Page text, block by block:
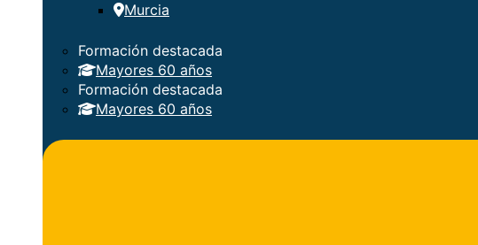
Murcia
Formación destacada
Mayores 60 años
Formación destacada
Mayores 60 años